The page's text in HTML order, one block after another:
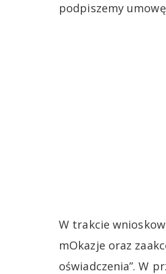
podpiszemy
W trakcie
mOkazje oraz
oświadczenia”. W